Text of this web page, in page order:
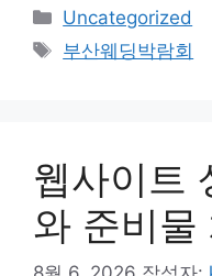
카
테
고
Uncategorized
태
부산웨딩박람회
웹사이트
와 준비물